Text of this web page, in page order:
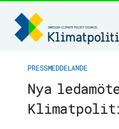
PRESSMEDDELANDE
Nya